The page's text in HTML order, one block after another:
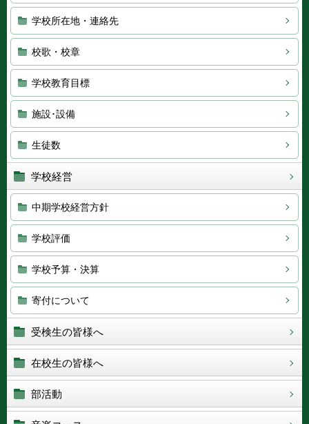
学校所在地・連絡先
校歌・校章
学校教育目標
施設･設備
生徒数
学校経営
中期学校経営方針
学校評価
学校予算・決算
寄付について
受検生の皆様へ
在校生の皆様へ
部活動